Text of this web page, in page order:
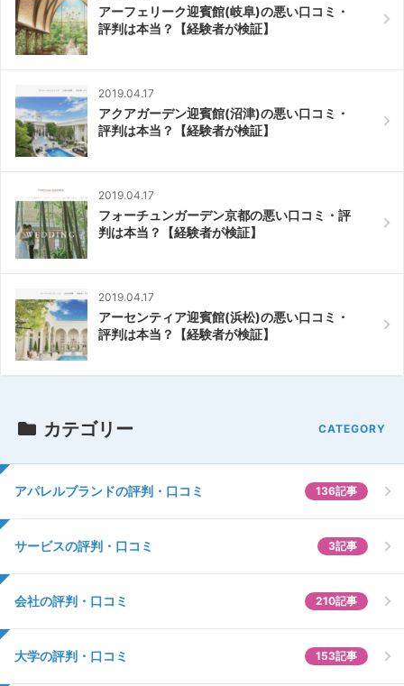
アーフェリーク迎賓館(岐阜)の悪い口コミ・
評判は本当？【経験者が検証】
2019.04.17
アクアガーデン迎賓館(沼津)の悪い口コミ・
評判は本当？【経験者が検証】
2019.04.17
フォーチュンガーデン京都の悪い口コミ・評
判は本当？【経験者が検証】
2019.04.17
アーセンティア迎賓館(浜松)の悪い口コミ・
評判は本当？【経験者が検証】
カテゴリー
アパレルブランドの評判・口コミ 136記事
サービスの評判・口コミ 3記事
会社の評判・口コミ 210記事
大学の評判・口コミ 153記事